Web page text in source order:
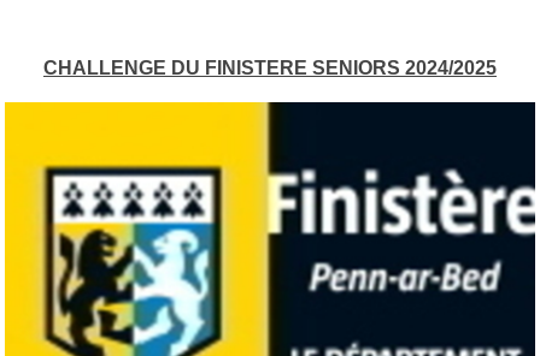
CHALLENGE DU FINISTERE SENIORS 2024/2025